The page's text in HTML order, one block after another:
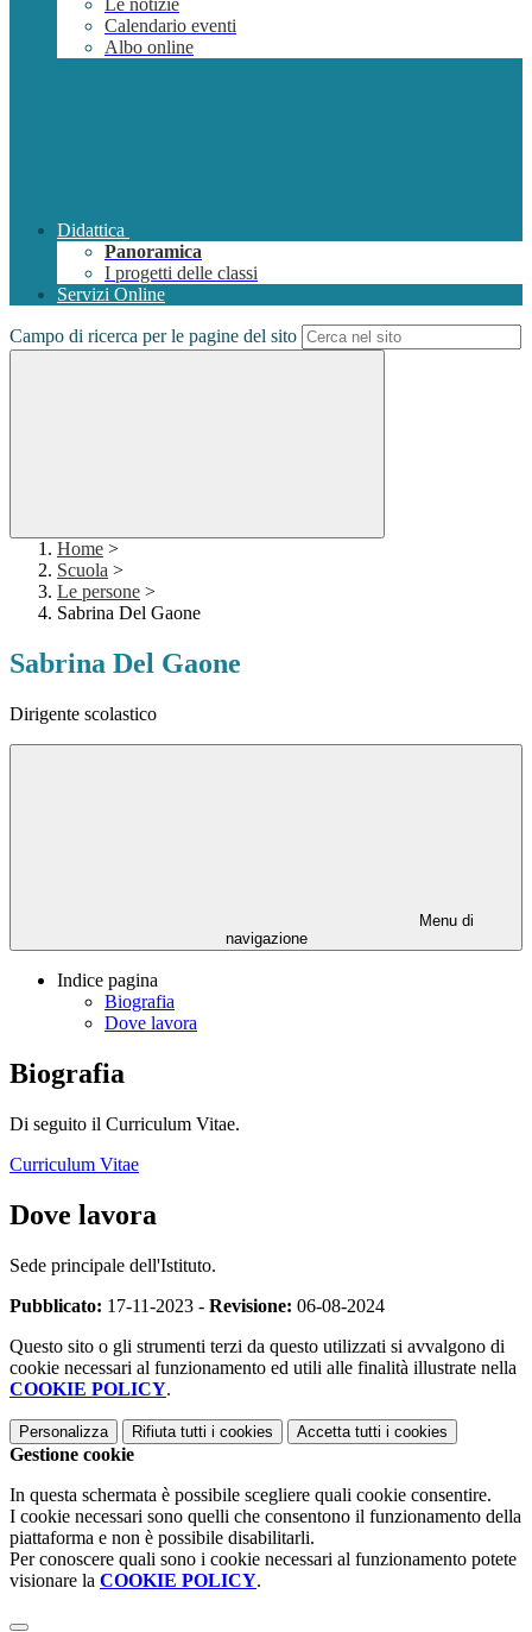
Le notizie
Calendario eventi
Albo online
Didattica
Panoramica
I progetti delle classi
Servizi Online
Campo di ricerca per le pagine del sito
Home >
Scuola >
Le persone >
Sabrina Del Gaone
Sabrina Del Gaone
Dirigente scolastico
Menu di
navigazione
Indice pagina
Biografia
Dove lavora
Biografia
Di seguito il Curriculum Vitae.
Curriculum Vitae
Dove lavora
Sede principale dell'Istituto.
Pubblicato: 17-11-2023 - Revisione: 06-08-2024
Questo sito o gli strumenti terzi da questo utilizzati si avvalgono di
cookie necessari al funzionamento ed utili alle finalità illustrate nella
COOKIE POLICY.
Personalizza Rifiuta tutti i cookies Accetta tutti i cookies
Gestione cookie
In questa schermata è possibile scegliere quali cookie consentire.
I cookie necessari sono quelli che consentono il funzionamento della
piattaforma e non è possibile disabilitarli.
Per conoscere quali sono i cookie necessari al funzionamento potete
visionare la COOKIE POLICY.